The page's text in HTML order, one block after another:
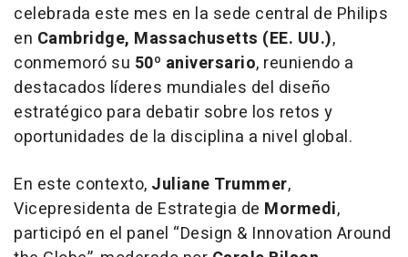
celebrada este mes en la sede central de Philips
en Cambridge, Massachusetts (EE. UU.),
conmemoró su 50º aniversario, reuniendo a
destacados líderes mundiales del diseño
estratégico para debatir sobre los retos y
oportunidades de la disciplina a nivel global.
En este contexto, Juliane Trummer,
Vicepresidenta de Estrategia de Mormedi,
participó en el panel “Design & Innovation Around